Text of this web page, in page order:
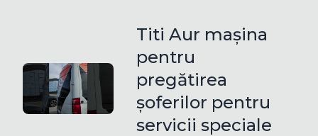
Titi Aur mașina
pentru
pregătirea
șoferilor pentru
servicii speciale